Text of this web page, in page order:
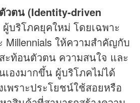
วตน (Identity-driven
ผู้บริโภคยุคใหม่ โดยเฉพาะ
Millennials ให้ความสำคัญกับ
ะท้อนตัวตน ความสนใจ และ
องมากขึ้น ผู้บริโภคไม่ได้
พราะประโยชน์ใช้สอยหรือ